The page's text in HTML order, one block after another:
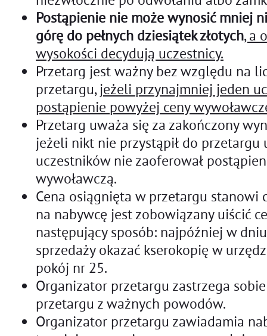
Postąpienie nie może wynosić mniej
górę do pełnych dziesiątek złotych, a
wysokości decydują uczestnicy.
Przetarg jest ważny bez względu na
przetargu, jeżeli przynajmniej jeden
postąpienie powyżej ceny
Przetarg uważa się za zakończony
jeżeli nikt nie przystąpił do przetargu
uczestników nie zaoferował
wywoławczą.
Cena osiągnięta w przetargu stanowi
na nabywcę jest zobowiązany uiścić
następujący sposób: najpóźniej w
sprzedaży okazać kserokopię w
pokój nr 25.
Organizator przetargu zastrzega
przetargu z ważnych powodów.
Organizator przetargu zawiadamia